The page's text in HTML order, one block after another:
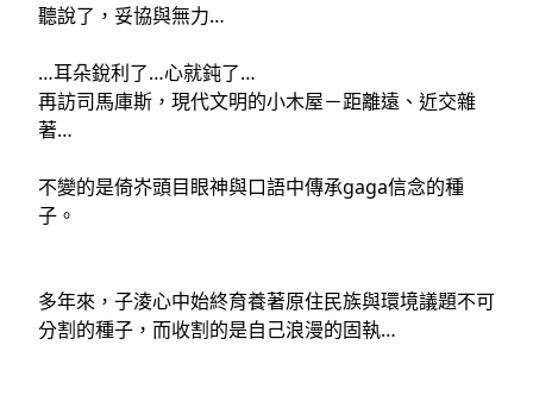
聽說了，妥協與無力…
…耳朵銳利了…心就鈍了…
再訪司馬庫斯，現代文明的小木屋－距離遠、近交雜
著…
不變的是倚岕頭目眼神與口語中傳承gaga信念的種
子 。
多年來，子淩心中始終育養著原住民族與環境議題不可
分割的種子，而收割的是自己浪漫的固執…